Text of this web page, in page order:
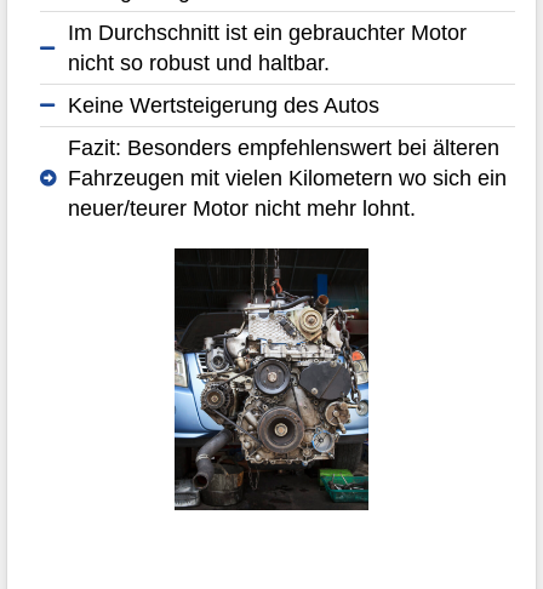
Im Durchschnitt ist ein gebrauchter Motor
nicht so robust und haltbar.
Keine Wertsteigerung des Autos
Fazit: Besonders empfehlenswert bei älteren
Fahrzeugen mit vielen Kilometern wo sich ein
neuer/teurer Motor nicht mehr lohnt.